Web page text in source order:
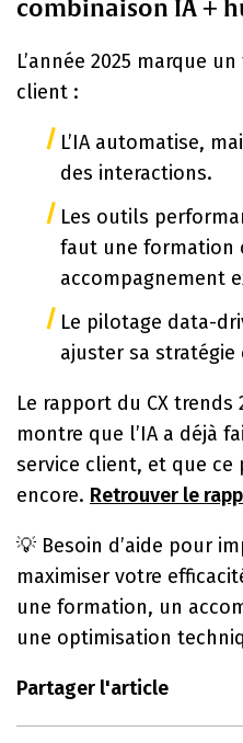
combinaison IA +
L’année 2025 marque
client :
L’IA automatise,
des interactions.
Les outils
faut une formation
accompagnement
Le pilotage data-
ajuster sa stratégie
Le rapport du CX trends
montre que l’IA a déjà
service client, et que ce
encore. Retrouver le
💡 Besoin d’aide pour
maximiser votre
une formation, un
une optimisation
Partager l'article